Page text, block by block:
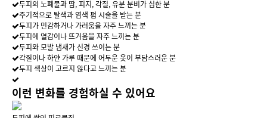
두피의 노폐물과 땀, 피지, 각질, 유분 분비가 심한 분
주기적으로 탈색과 염색 펌 시술을 받는 분
두피가 민감하거나 가려움을 자주 느끼는 분
두피에 열감이나 뜨거움을 자주 느끼는 분
두피와 모발 냄새가 신경 쓰이는 분
각질이나 하얀 가루 때문에 어두운 옷이 부담스러운 분
두피 색상이 고르지 않다고 느끼는 분
이런 변화를 경험하실 수 있어요